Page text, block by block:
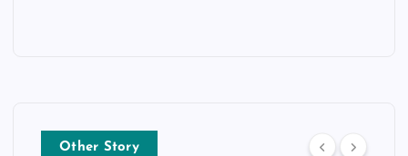
Other Story